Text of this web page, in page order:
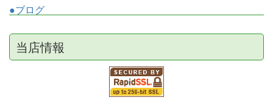
●ブログ
当店情報